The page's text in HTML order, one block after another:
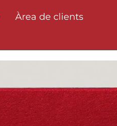
Àrea de clients